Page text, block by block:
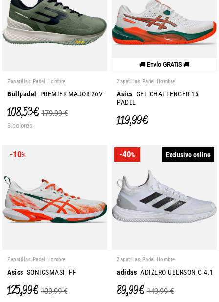
Zapatillas Padel Hombre
Bullpadel PREMIER MAJOR 26V
108,53 € 179,99 €
3 colores
🚚 Envío GRATIS 🚚
Zapatillas Padel Hombre
Asics GEL CHALLENGER 15
PADEL
119,99 €
-10%
Zapatillas Padel Hombre
Asics SONICSMASH FF
125,99 € 139,99 €
-40% Exclusivo online
Zapatillas Padel Hombre
adidas ADIZERO UBERSONIC 4.1
89,99 € 149,99 €